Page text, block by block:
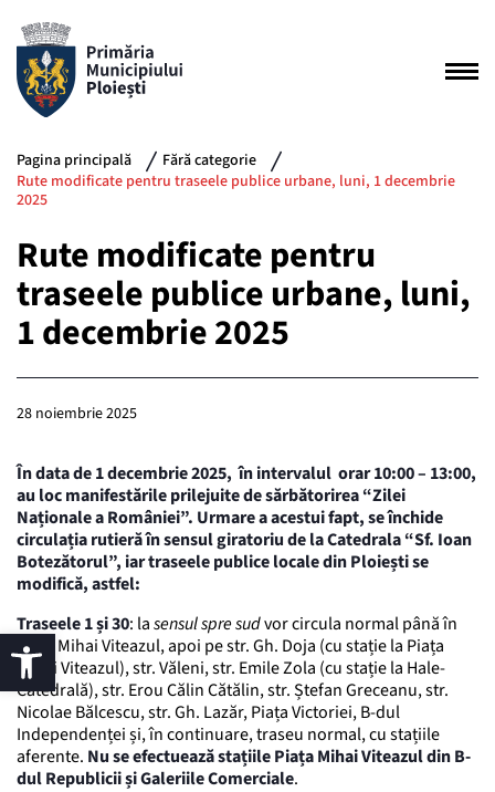
Pagina principală
Fără categorie
Rute modificate pentru traseele publice urbane, luni, 1 decembrie
2025
Rute modificate pentru
traseele publice urbane, luni,
1 decembrie 2025
28 noiembrie 2025
În data de 1 decembrie 2025, în intervalul orar 10:00 – 13:00,
au loc manifestările prilejuite de sărbătorirea “Zilei
Naționale a României”. Urmare a acestui fapt, se închide
circulația rutieră în sensul giratoriu de la Catedrala “Sf. Ioan
Botezătorul”, iar traseele publice locale din Ploiești se
modifică, astfel:
Traseele 1 și 30: lasensul spre sudvor circula normal până în
Piața Mihai Viteazul, apoi pe str. Gh. Doja (cu stație la Piața
Mihai Viteazul), str. Văleni, str. Emile Zola (cu stație la Hale-
Catedrală), str. Erou Călin Cătălin, str. Ștefan Greceanu, str.
Nicolae Bălcescu, str. Gh. Lazăr, Piața Victoriei, B-dul
Independenței și, în continuare, traseu normal, cu stațiile
aferente. Nu se efectuează stațiile Piața Mihai Viteazul din B-
dul Republicii și Galeriile Comerciale.